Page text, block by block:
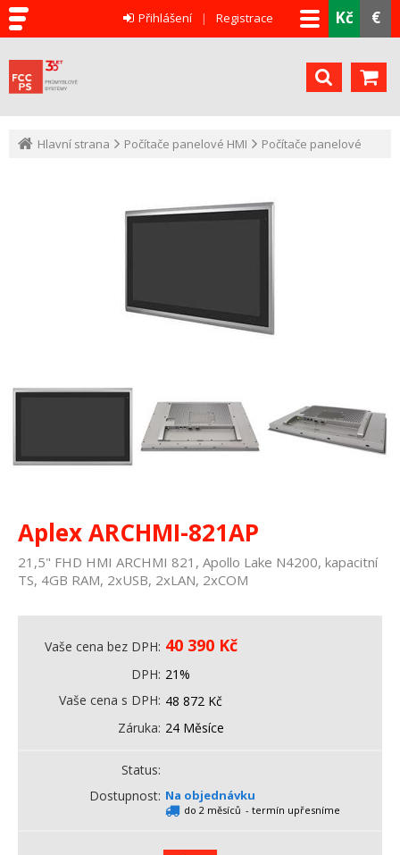
Kč €
Přihlášení Registrace
Hlavní strana Počítače panelové HMI Počítače panelové
Aplex ARCHMI-821AP
21,5" FHD HMI ARCHMI 821, Apollo Lake N4200, kapacitní
TS, 4GB RAM, 2xUSB, 2xLAN, 2xCOM
Vaše cena bez DPH 40 390 Kč
DPH 21%
Vaše cena s DPH 48 872 Kč
Záruka 24 Měsíce
Status
Dostupnost Na objednávku
do 2 měsíců - termín upřesníme